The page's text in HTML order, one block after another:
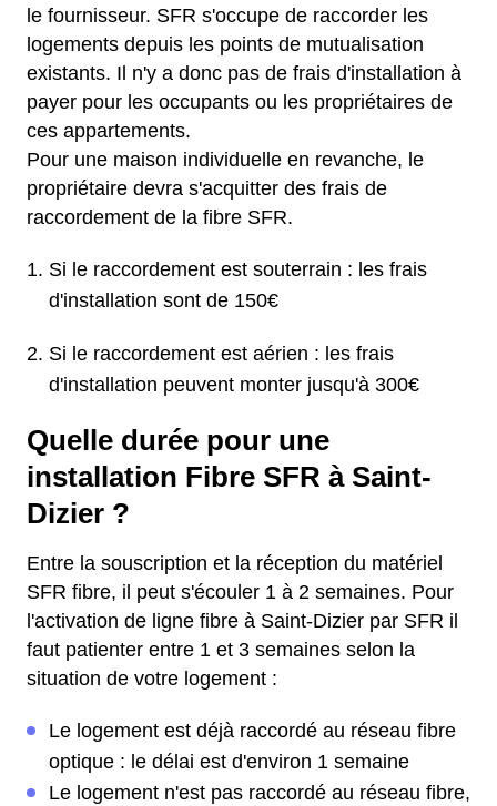
le fournisseur. SFR s'occupe de raccorder les
logements depuis les points de mutualisation
existants. Il n'y a donc pas de frais d'installation à
payer pour les occupants ou les propriétaires de
ces appartements.
Pour une maison individuelle en revanche, le
propriétaire devra s'acquitter des frais de
raccordement de la fibre SFR.
Si le raccordement est souterrain : les frais
d'installation sont de 150€
Si le raccordement est aérien : les frais
d'installation peuvent monter jusqu'à 300€
Quelle durée pour une
installation Fibre SFR à Saint-
Dizier ?
Entre la souscription et la réception du matériel
SFR fibre, il peut s'écouler 1 à 2 semaines. Pour
l'activation de ligne fibre à Saint-Dizier par SFR il
faut patienter entre 1 et 3 semaines selon la
situation de votre logement :
Le logement est déjà raccordé au réseau fibre
optique : le délai est d'environ 1 semaine
Le logement n'est pas raccordé au réseau fibre,